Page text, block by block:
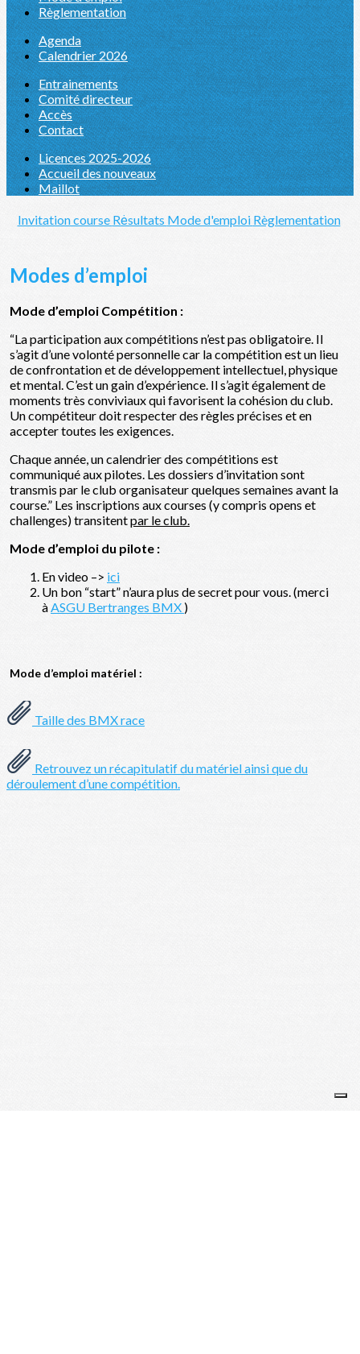
Règlementation
Agenda
Calendrier 2026
Entrainements
Comité directeur
Accès
Contact
Licences 2025-2026
Accueil des nouveaux
Maillot
Invitation course Rėsultats Mode d'emploi Règlementation
Modes d’emploi
Mode d’emploi Compétition :
“La participation aux compétitions n’est pas obligatoire. Il
s’agit d’une volonté personnelle car la compétition est un lieu
de confrontation et de développement intellectuel, physique
et mental. C’est un gain d’expérience. Il s’agit également de
moments très conviviaux qui favorisent la cohésion du club.
Un compétiteur doit respecter des règles précises et en
accepter toutes les exigences.
Chaque année, un calendrier des compétitions est
communiqué aux pilotes. Les dossiers d’invitation sont
transmis par le club organisateur quelques semaines avant la
course.” Les inscriptions aux courses (y compris opens et
challenges) transitentpar le club.
Mode d’emploi du pilote :
En video –> ici
Un bon “start” n’aura plus de secret pour vous. (merci
àASGU Bertranges BMX )
Mode d’emploi matériel :
Taille des BMX race
Retrouvez un récapitulatif du matériel ainsi que du
déroulement d’une compétition.